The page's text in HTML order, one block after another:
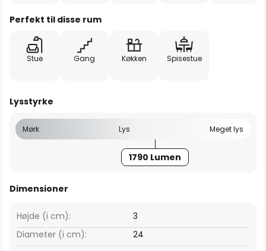
Perfekt til disse rum
Stue Gang Køkken Spisestue
Lysstyrke
Mørk Lys Meget lys
1790 Lumen
Dimensioner
Højde (i cm):
3
Diameter (i cm):
24